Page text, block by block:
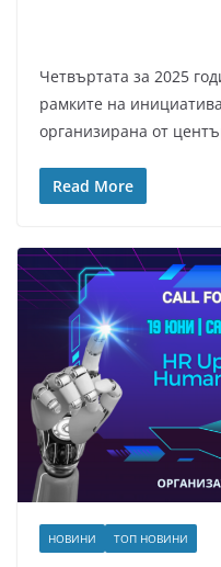
Четвъртата за 2025
рамките на
организирана от
Read More
НОВИНИ ТОП НОВИНИ